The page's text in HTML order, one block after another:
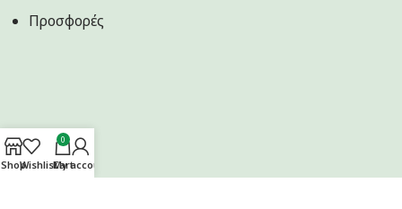
Προσφορές
ShopWishlist
0
Cart
My account